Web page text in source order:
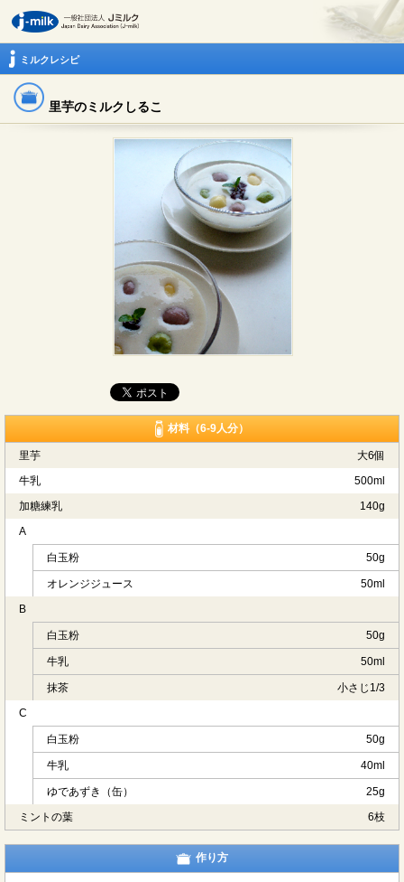
ミルクレシピ
里芋のミルクしるこ
材料（6-9人分）
里芋
大6個
牛乳
500ml
加糖練乳
140g
A
白玉粉 50g
オレンジジュース
50ml
B
白玉粉 50g
牛乳 50ml
抹茶
小さじ1/3
C
白玉粉 50g
牛乳 40ml
ゆであずき（缶）
25g
ミントの葉
6枝
作り方